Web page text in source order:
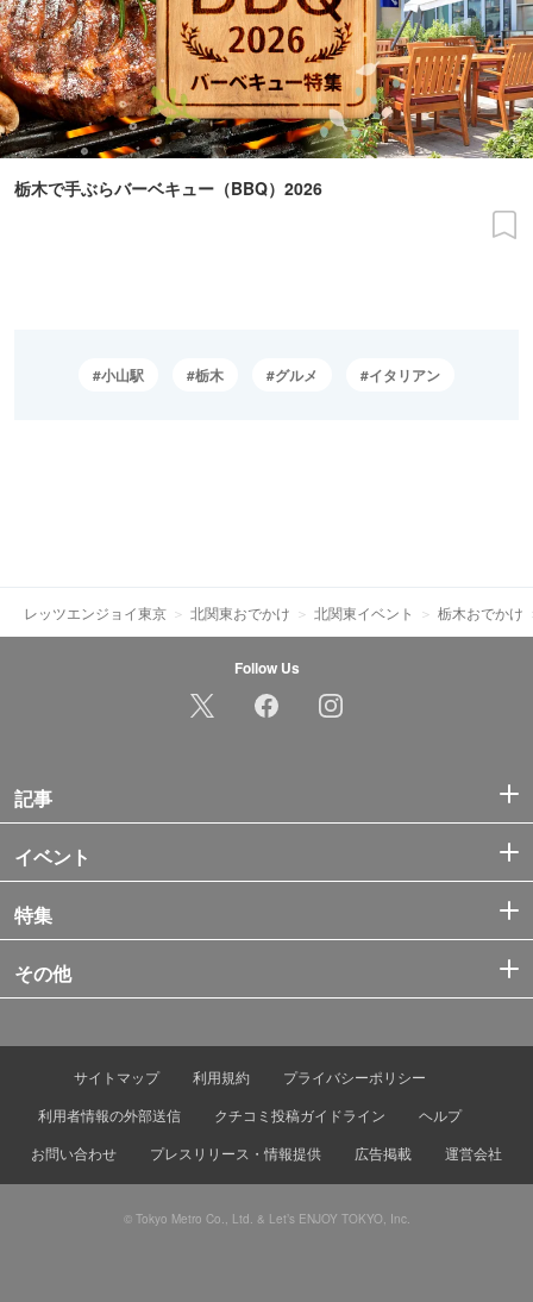
栃木で手ぶらバーベキュー（BBQ）2026
小山駅 栃木 グルメ イタリアン
レッツエンジョイ東京 北関東おでかけ 北関東イベント 栃木おでかけ
Follow Us
記事
イベント
特集
その他
サイトマップ 利用規約
プライバシーポリシー
利用者情報の外部送信
クチコミ投稿ガイドライン
ヘルプ
お問い合わせ
プレスリリース・情報提供 広告掲載 運営会社
© Tokyo Metro Co., Ltd. & Let’s ENJOY TOKYO, Inc.